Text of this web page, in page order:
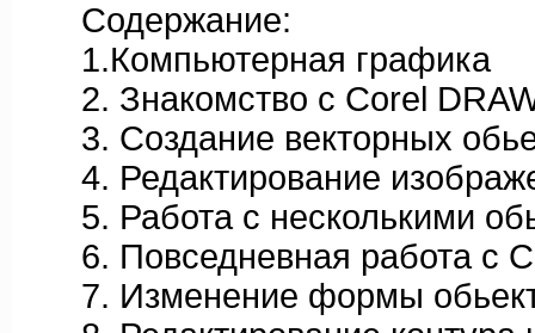
Содержание:
1.Компьютерная графика
2. Знакомство с Corel
3. Создание векторных
4. Редактирование
5. Работа с несколькими
6. Повседневная работа с
7. Изменение формы